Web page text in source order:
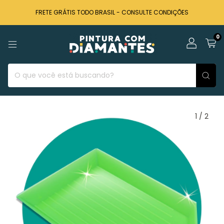
FRETE GRÁTIS TODO BRASIL - CONSULTE CONDIÇÕES
0
1 / 2